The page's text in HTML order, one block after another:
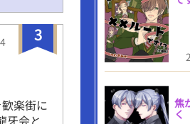
3
楽街に
牙会と
焦
く